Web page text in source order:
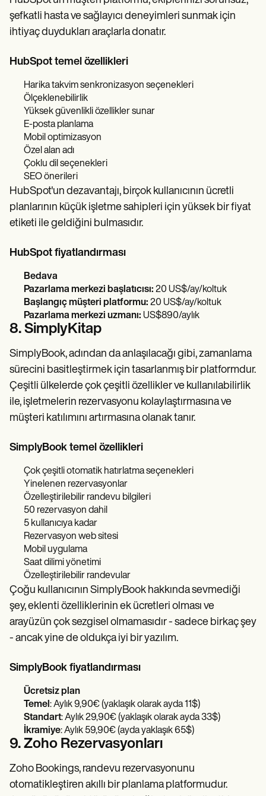
şefkatli hasta ve sağlayıcı deneyimleri sunmak için
ihtiyaç duydukları araçlarla donatır.
HubSpot temel özellikleri
Harika takvim senkronizasyon seçenekleri
Ölçeklenebilirlik
Yüksek güvenlikli özellikler sunar
E-posta planlama
Mobil optimizasyon
Özel alan adı
Çoklu dil seçenekleri
SEO önerileri
HubSpot'un dezavantajı, birçok kullanıcının ücretli
planlarının küçük işletme sahipleri için yüksek bir fiyat
etiketi ile geldiğini bulmasıdır.
HubSpot fiyatlandırması
Bedava
Pazarlama merkezi başlatıcısı: 20 US$/ay/koltuk
Başlangıç müşteri platformu: 20 US$/ay/koltuk
Pazarlama merkezi uzmanı: US$890/aylık
8. SimplyKitap
SimplyBook, adından da anlaşılacağı gibi, zamanlama
sürecini basitleştirmek için tasarlanmış bir platformdur.
Çeşitli ülkelerde çok çeşitli özellikler ve kullanılabilirlik
ile, işletmelerin rezervasyonu kolaylaştırmasına ve
müşteri katılımını artırmasına olanak tanır.
SimplyBook temel özellikleri
Çok çeşitli otomatik hatırlatma seçenekleri
Yinelenen rezervasyonlar
Özelleştirilebilir randevu bilgileri
50 rezervasyon dahil
5 kullanıcıya kadar
Rezervasyon web sitesi
Mobil uygulama
Saat dilimi yönetimi
Özelleştirilebilir randevular
Çoğu kullanıcının SimplyBook hakkında sevmediği
şey, eklenti özelliklerinin ek ücretleri olması ve
arayüzün çok sezgisel olmamasıdır - sadece birkaç şey
- ancak yine de oldukça iyi bir yazılım.
SimplyBook fiyatlandırması
Ücretsiz plan
Temel :Aylık 9,90€ (yaklaşık olarak ayda 11$)
Standart: Aylık 29,90€ (yaklaşık olarak ayda 33$)
İkramiye: Aylık 59,90€ (ayda yaklaşık 65$)
9. Zoho Rezervasyonları
Zoho Bookings, randevu rezervasyonunu
otomatikleştiren akıllı bir planlama platformudur.